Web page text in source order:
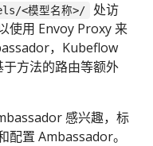
<模型名称>/
处访
使用 Envoy Proxy 来
，Kubeflow
方法的路由等额外
感兴趣，标
配置 Ambassador。